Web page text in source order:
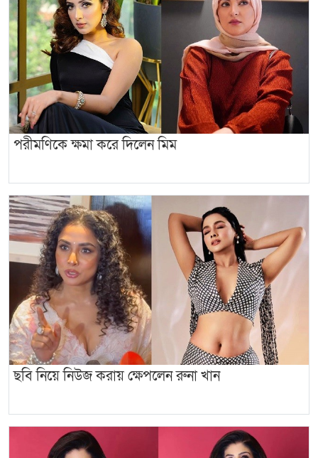
পরীমণিকে ক্ষমা করে দিলেন মিম
ছবি নিয়ে নিউজ করায় ক্ষেপলেন রুনা খান